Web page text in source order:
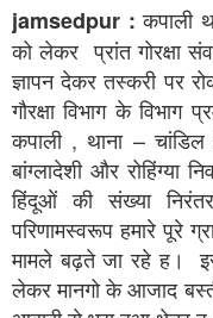
jamsedpur : कपाली
को लेकर प्रांत गोरक्षा
ज्ञापन देकर तस्करी पर
गौरक्षा विभाग के विभाग
कपाली , थाना –
बांग्लादेशी और रोहिंग्या
हिंदूओं की संख्या
परिणामस्वरूप हमारे पूरे
मामले बढ़ते जा रहे ह।
लेकर मानगो के आजाद